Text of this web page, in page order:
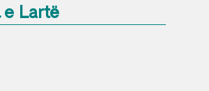
e Lartë